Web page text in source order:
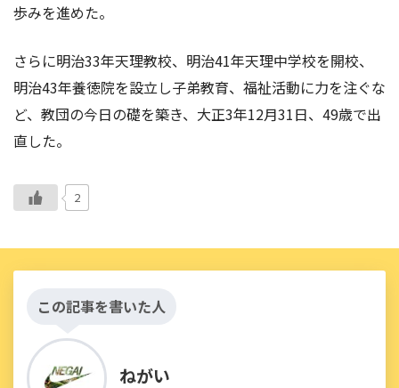
歩みを進めた。
さらに明治33年天理教校、明治41年天理中学校を開校、
明治43年養徳院を設立し子弟教育、福祉活動に力を注ぐな
ど、教団の今日の礎を築き、大正3年12月31日、49歳で出
直した。
2
この記事を書いた人
ねがい